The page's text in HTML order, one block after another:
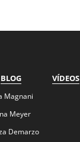
BLOG
Magnani
Meyer
Demarzo
VÍDEOS